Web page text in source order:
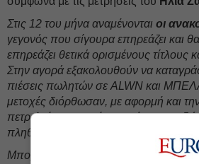
Στις 12 του μήνα αναμένονται οι
γεγονός που σίγουρα επηρεάζει και
επηρεάζει θετικά ορισμένους τίτλους
Στην αγορά εξακολουθούν να
πιέσεις πωλητών σε ALWN και
μετοχές διόρθωσαν, με αφορμή και
πετρελαίου, η οποία αναμένεται να
πληθωρισμό, όσο και στις τιμές των
Μπορεί οι ειδήσεις να εξακολουθούν